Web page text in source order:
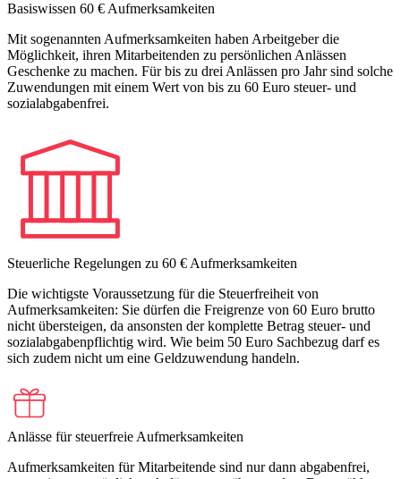
Basiswissen 60 € Aufmerksamkeiten
Mit sogenannten Aufmerksamkeiten haben Arbeitgeber die
Möglichkeit, ihren Mitarbeitenden zu persönlichen Anlässen
Geschenke zu machen. Für bis zu drei Anlässen pro Jahr sind solche
Zuwendungen mit einem Wert von bis zu 60 Euro steuer- und
sozialabgabenfrei.
Steuerliche Regelungen zu 60 € Aufmerksamkeiten
Die wichtigste Voraussetzung für die Steuerfreiheit von
Aufmerksamkeiten: Sie dürfen die Freigrenze von 60 Euro brutto
nicht übersteigen, da ansonsten der komplette Betrag steuer- und
sozialabgabenpflichtig wird. Wie beim 50 Euro Sachbezug darf es
sich zudem nicht um eine Geldzuwendung handeln.
Anlässe für steuerfreie Aufmerksamkeiten
Aufmerksamkeiten für Mitarbeitende sind nur dann abgabenfrei,